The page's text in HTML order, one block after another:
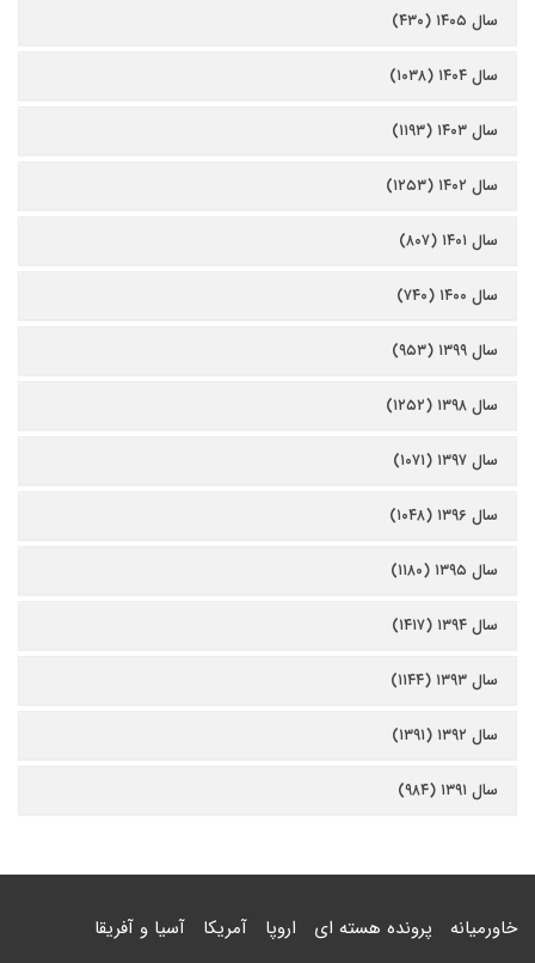
سال ۱۴۰۵ (۴۳۰)
سال ۱۴۰۴ (۱۰۳۸)
سال ۱۴۰۳ (۱۱۹۳)
سال ۱۴۰۲ (۱۲۵۳)
سال ۱۴۰۱ (۸۰۷)
سال ۱۴۰۰ (۷۴۰)
سال ۱۳۹۹ (۹۵۳)
سال ۱۳۹۸ (۱۲۵۲)
سال ۱۳۹۷ (۱۰۷۱)
سال ۱۳۹۶ (۱۰۴۸)
سال ۱۳۹۵ (۱۱۸۰)
سال ۱۳۹۴ (۱۴۱۷)
سال ۱۳۹۳ (۱۱۴۴)
سال ۱۳۹۲ (۱۳۹۱)
سال ۱۳۹۱ (۹۸۴)
خاورمیانه پرونده هسته ای اروپا آمریکا آسیا و آفریقا